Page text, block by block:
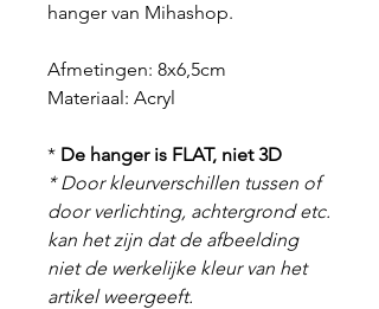
hanger van Mihashop.
Afmetingen: 8x6,5cm
Materiaal: Acryl
* De hanger is FLAT, niet 3D
* Door kleurverschillen tussen of
door verlichting, achtergrond etc.
kan het zijn dat de afbeelding
niet de werkelijke kleur van het
artikel weergeeft.